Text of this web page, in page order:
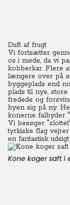
Duft af frugt
Vi fortsætter
os i møde, da vi
kobberkar. Flere
længere over på
byggeplads end
plads til nye, store
fredede og
byen sig på ny.
konerne falbyder
Vi besøger
tyrkiske flag
en fantastisk
Kone koger saft i